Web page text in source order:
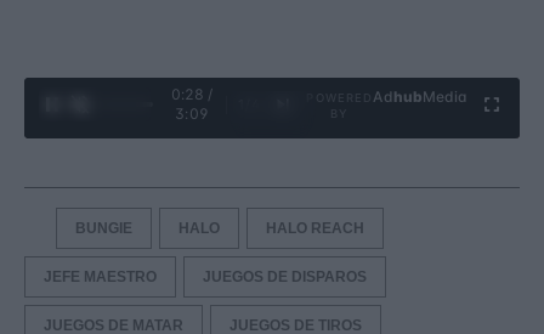
0:29 /
3:09
Ad hubMedia
BUNGIE HALO HALO REACH
JEFE MAESTRO JUEGOS DE DISPAROS
JUEGOS DE MATAR JUEGOS DE TIROS